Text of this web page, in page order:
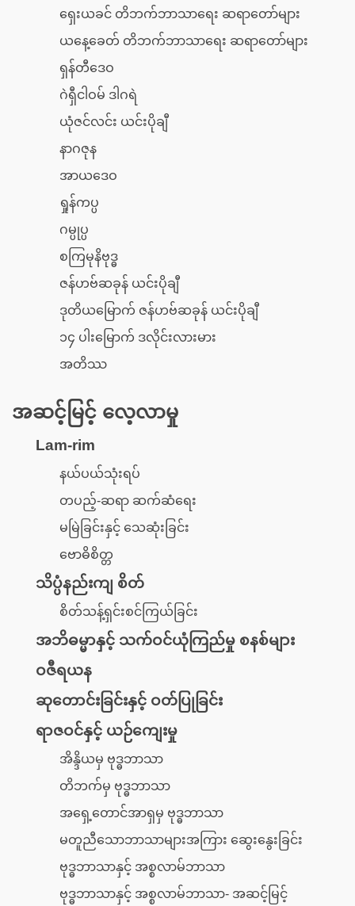
ရှေးယခင် တိဘက်ဘာသာရေး ဆရာတော်များ
ယနေ့ခေတ် တိဘက်ဘာသာရေး ဆရာတော်များ
ရှန်တီဒေဝ
ဂဲရှီငါဝမ် ဒါဂရဲ
ယုံဇင်လင်း ယင်းပိုချီ
နာဂဇုန
အာယဒေဝ
ရှုန်ကပ္ပ
ဂမ္ပုပ္ပ
စကြမုနိဗုဒ္ဓ
ဇန်ဟဗ်ဆခုန် ယင်းပိုချီ
ဒုတိယမြောက် ဇန်ဟဗ်ဆခုန် ယင်းပိုချီ
၁၄ ပါးမြောက် ဒလိုင်းလားမား
အတိဿ
အဆင့်မြင့် လေ့လာမှု
Lam-rim
နယ်ပယ်သုံးရပ်
တပည့်-ဆရာ ဆက်ဆံရေး
မမြဲခြင်းနှင့် သေဆုံးခြင်း
ဗောဓိစိတ္တ
သိပ္ပံနည်းကျ စိတ်
စိတ်သန့်ရှင်းစင်ကြယ်ခြင်း
အဘိဓမ္မာနှင့် သက်ဝင်ယုံကြည်မှု စနစ်များ
ဝဇီရယန
ဆုတောင်းခြင်းနှင့် ဝတ်ပြုခြင်း
ရာဇဝင်နှင့် ယဉ်ကျေးမှု
အိန္ဒိယမှ ဗုဒ္ဓဘာသာ
တိဘက်မှ ဗုဒ္ဓဘာသာ
အရှေ့တောင်အာရှမှ ဗုဒ္ဓဘာသာ
မတူညီသောဘာသာများအကြား ဆွေးနွေးခြင်း
ဗုဒ္ဓဘာသာနှင့် အစ္စလာမ်ဘာသာ
ဗုဒ္ဓဘာသာနှင့် အစ္စလာမ်ဘာသာ- အဆင့်မြင့်